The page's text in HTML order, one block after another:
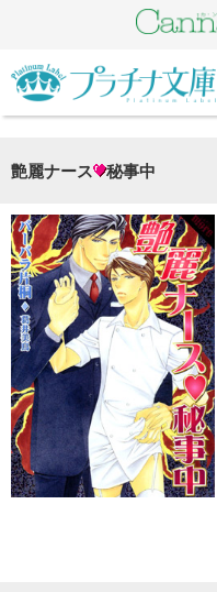
艶麗ナース 秘事中